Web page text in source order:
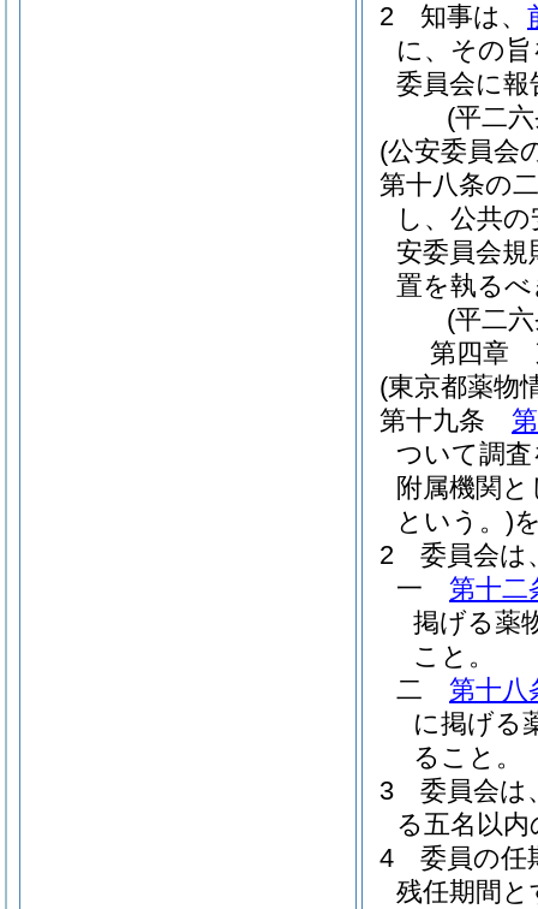
2
知事は、
に、その
委員会に
(平二
(公安委員会
第十八条の二
し、公共
安委員会
置を執る
(平二
第四章
(東京都薬物
第十九条
ついて調
附属機関
という。)
2
委員会は
一
第十二
掲げる薬
こと。
二
第十八
に掲げる
ること。
3
委員会は
る五名以
4
委員の任
残任期間と